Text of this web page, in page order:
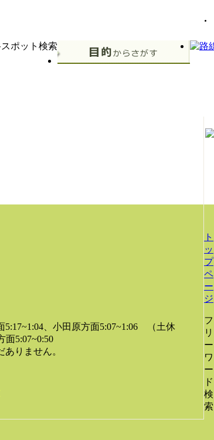
、小田原方面5:07~1:06 （土休
面5:07~0:50
りません。
ト
ッ
プ
ペ
ー
ジ
フ
リ
ー
ワ
ー
ド
検
索